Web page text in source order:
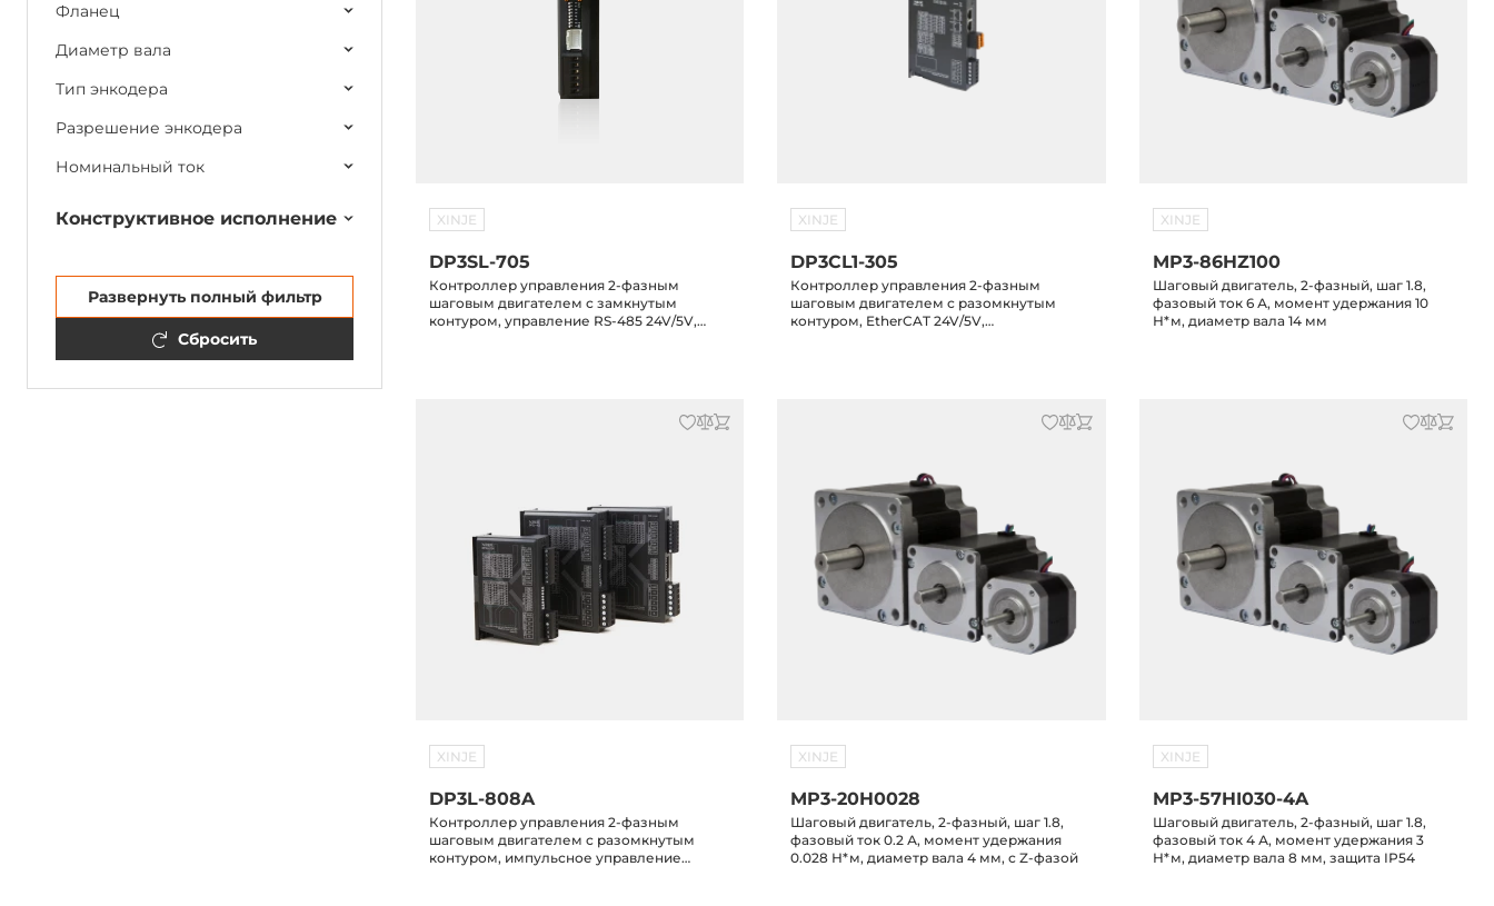
Фланец
Диаметр вала
Тип энкодера
Разрешение энкодера
Номинальный ток
Конструктивное исполнение
Развернуть полный фильтр
Сбросить
XINJE
DP3SL-705
Контроллер управления 2-фазным
шаговым двигателем с замкнутым
контуром, управление RS-485 24V/5V,
XINJE
DP3CL1-305
Контроллер управления 2-фазным
шаговым двигателем с разомкнутым
контуром, EtherCAT 24V/5V,
XINJE
MP3-86HZ100
Шаговый двигатель, 2-фазный, шаг 1.8,
фазовый ток 6 А, момент удержания 10
Н*м, диаметр вала 14 мм
XINJE
DP3L-808A
Контроллер управления 2-фазным
шаговым двигателем с разомкнутым
контуром, импульсное управление
XINJE
MP3-20H0028
Шаговый двигатель, 2-фазный, шаг 1.8,
фазовый ток 0.2 А, момент удержания
0.028 Н*м, диаметр вала 4 мм, с Z-фазой
XINJE
MP3-57HI030-4A
Шаговый двигатель, 2-фазный, шаг 1.8,
фазовый ток 4 А, момент удержания 3
Н*м, диаметр вала 8 мм, защита IP54